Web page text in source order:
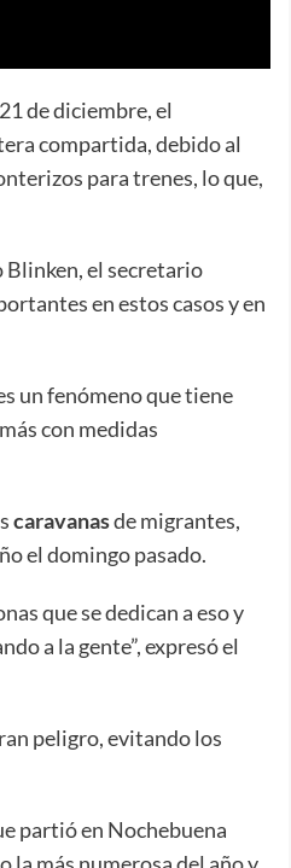
de diciembre, el
compartida, debido al
para trenes, lo que,
Blinken, el secretario
en estos casos y en
un fenómeno que tiene
con medidas
caravanasde migrantes,
el domingo pasado.
que se dedican a eso y
a la gente”, expresó el
peligro, evitando los
partió en Nochebuena